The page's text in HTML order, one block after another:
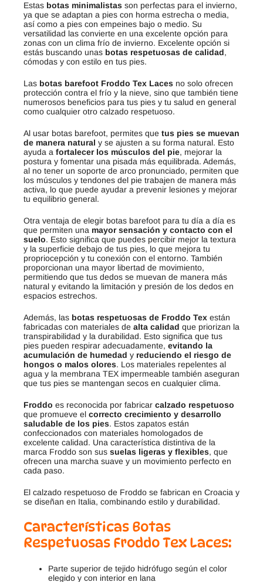
Estas botas minimalistas son perfectas para el invierno,
ya que se adaptan a pies con horma estrecha o media,
así como a pies con empeines bajo o medio. Su
versatilidad las convierte en una excelente opción para
zonas con un clima frío de invierno. Excelente opción si
estás buscando unas botas respetuosas de calidad,
cómodas y con estilo en tus pies.
Las botas barefoot Froddo Tex Laces no solo ofrecen
protección contra el frío y la nieve, sino que también tiene
numerosos beneficios para tus pies y tu salud en general
como cualquier otro calzado respetuoso.
Al usar botas barefoot, permites que tus pies se muevan
de manera natural y se ajusten a su forma natural. Esto
ayuda a fortalecer los músculos del pie, mejorar la
postura y fomentar una pisada más equilibrada. Además,
al no tener un soporte de arco pronunciado, permiten que
los músculos y tendones del pie trabajen de manera más
activa, lo que puede ayudar a prevenir lesiones y mejorar
tu equilibrio general.
Otra ventaja de elegir botas barefoot para tu día a día es
que permiten una mayor sensación y contacto con el
suelo. Esto significa que puedes percibir mejor la textura
y la superficie debajo de tus pies, lo que mejora tu
propriocepción y tu conexión con el entorno. También
proporcionan una mayor libertad de movimiento,
permitiendo que tus dedos se muevan de manera más
natural y evitando la limitación y presión de los dedos en
espacios estrechos.
Además, las botas respetuosas de Froddo Tex están
fabricadas con materiales de alta calidad que priorizan la
transpirabilidad y la durabilidad. Esto significa que tus
pies pueden respirar adecuadamente, evitando la
acumulación de humedad y reduciendo el riesgo de
hongos o malos olores. Los materiales repelentes al
agua y la membrana TEX impermeable también aseguran
que tus pies se mantengan secos en cualquier clima.
Froddo es reconocida por fabricar calzado respetuoso
que promueve el correcto crecimiento y desarrollo
saludable de los pies. Estos zapatos están
confeccionados con materiales homologados de
excelente calidad. Una característica distintiva de la
marca Froddo son sus suelas ligeras y flexibles, que
ofrecen una marcha suave y un movimiento perfecto en
cada paso.
El calzado respetuoso de Froddo se fabrican en Croacia y
se diseñan en Italia, combinando estilo y durabilidad.
Características Botas
Respetuosas Froddo Tex Laces:
Parte superior de tejido hidrófugo según el color
elegido y con interior en lana